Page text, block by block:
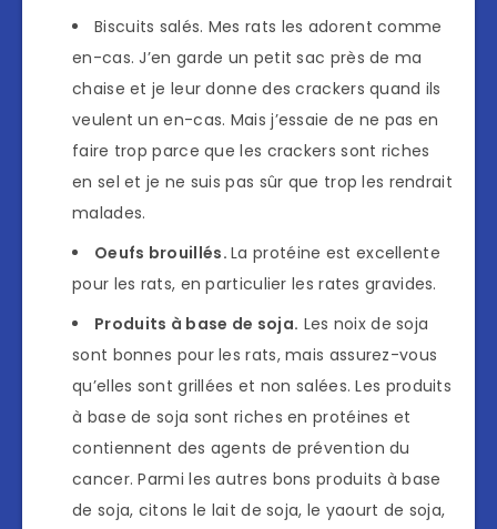
Biscuits salés. Mes rats les adorent comme
en-cas. J’en garde un petit sac près de ma
chaise et je leur donne des crackers quand ils
veulent un en-cas. Mais j’essaie de ne pas en
faire trop parce que les crackers sont riches
en sel et je ne suis pas sûr que trop les rendrait
malades.
Oeufs brouillés.La protéine est excellente
pour les rats, en particulier les rates gravides.
Produits à base de soja. Les noix de soja
sont bonnes pour les rats, mais assurez-vous
qu’elles sont grillées et non salées. Les produits
à base de soja sont riches en protéines et
contiennent des agents de prévention du
cancer. Parmi les autres bons produits à base
de soja, citons le lait de soja, le yaourt de soja,